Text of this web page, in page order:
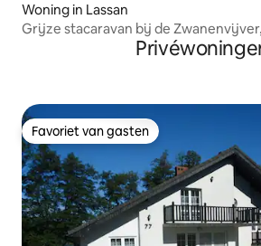
Woning in Lassan
Grijze stacaravan bij de
Favoriet van gasten
Favoriet van gasten